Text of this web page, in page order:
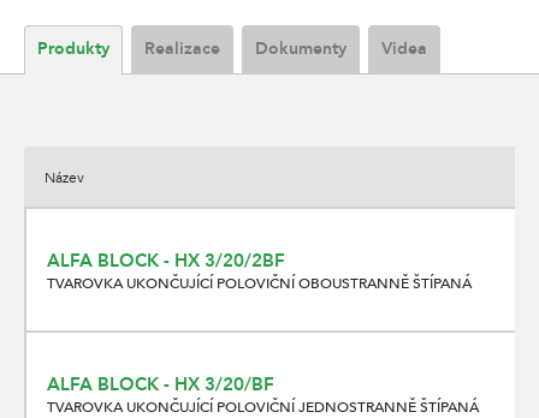
Produkty Realizace Dokumenty Videa
Název
ALFA BLOCK - HX 3/20/2BF
TVAROVKA UKONČUJÍCÍ POLOVIČNÍ OBOUSTRANNĚ ŠTÍPANÁ
ALFA BLOCK - HX 3/20/BF
TVAROVKA UKONČUJÍCÍ POLOVIČNÍ JEDNOSTRANNĚ ŠTÍPANÁ